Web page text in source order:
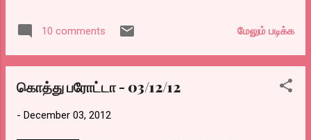
ரிப்போர்ட்டராக தேவிகா வர, பாபுவுக்கும்
என்பவனுக்கும் உள்ளூரிலேயே பிரச்சனை. இதன்
நடுவில் பாபுவின் ஒரிஜினல் பிறப்புப் பற்றி
அவனுக்கு தெரிய வர,...
10 comments மேலும் படிக்க
கொத்து பரோட்டா - 03/12/12
- December 03, 2012